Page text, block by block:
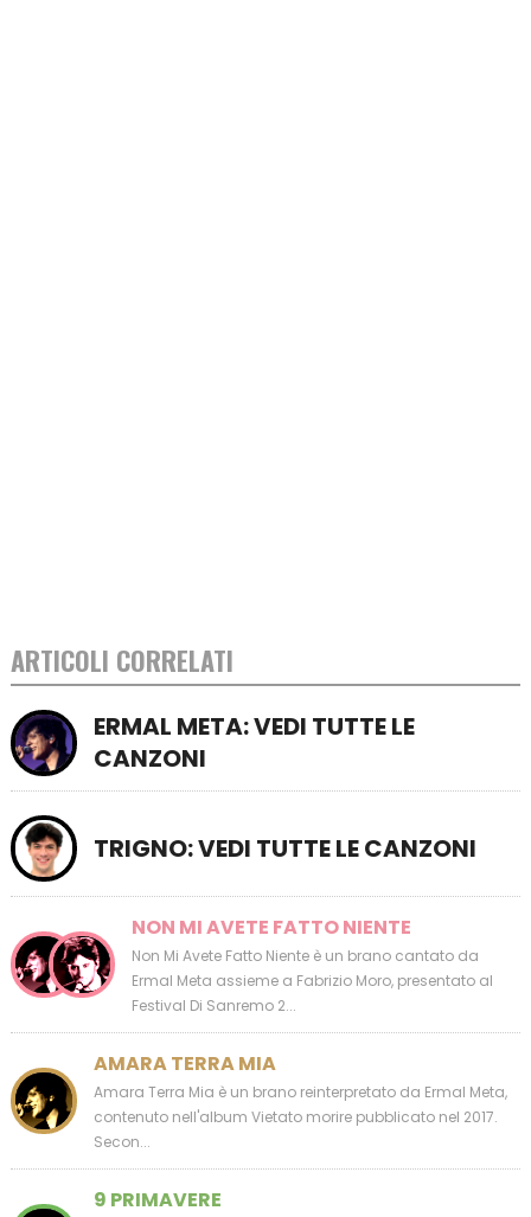
ARTICOLI CORRELATI
ERMAL META: VEDI TUTTE LE
CANZONI
TRIGNO: VEDI TUTTE LE CANZONI
NON MI AVETE FATTO NIENTE
Non Mi Avete Fatto Niente è un brano cantato da
Ermal Meta assieme a Fabrizio Moro, presentato al
Festival Di Sanremo 2...
AMARA TERRA MIA
Amara Terra Mia è un brano reinterpretato da Ermal Meta,
contenuto nell'album Vietato morire pubblicato nel 2017.
Secon...
9 PRIMAVERE